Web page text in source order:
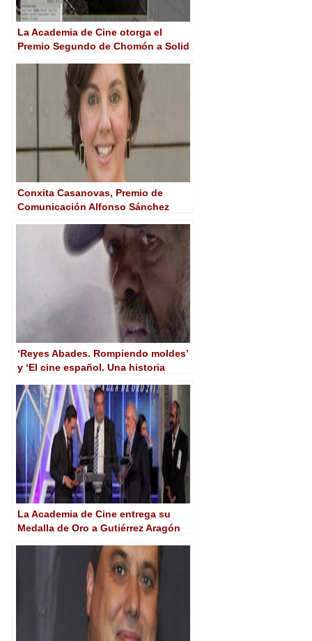
La Academia de Cine otorga el
Premio Segundo de Chomón a Solid
Conxita Casanovas, Premio de
Comunicación Alfonso Sánchez
‘Reyes Abades. Rompiendo moldes’
y ‘El cine español. Una historia
Academia de Cine
La Academia de Cine entrega su
Medalla de Oro a Gutiérrez Aragón